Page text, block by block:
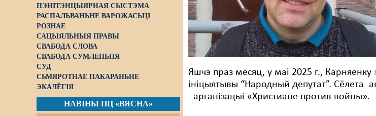
ПЭНІТЭНЦЫЯРНАЯ СЫСТЭМА
РАСПАЛЬВАНЬНЕ ВАРОЖАСЬЦІ
РОЗНАЕ
САЦЫЯЛЬНЫЯ ПРАВЫ
СВАБОДА СЛОВА
СВАБОДА СУМЛЕНЬНЯ
СУД
СЬМЯРОТНАЕ ПАКАРАНЬНЕ
ЭКАЛЁГІЯ
НАВІНЫ ПЦ «ВЯСНА»
Яшчэ праз месяц, у маі 2025 г., Карняенку
ініцыятывы “Народный депутат”. Сёлета
арганізацыі «Христиане против войны».